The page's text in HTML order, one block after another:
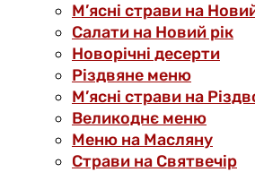
М’ясні страви на
Салати на Новий рік
Новорічні десерти
Різдвяне меню
М’ясні страви на
Великоднє меню
Меню на Масляну
Страви на Святвечір